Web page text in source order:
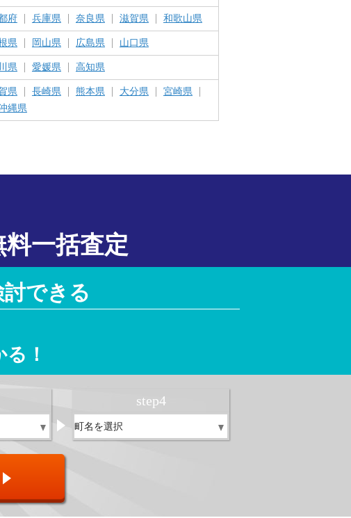
府 兵庫県 奈良県 滋賀県 和歌山県
県 岡山県 広島県 山口県
県 愛媛県 高知県
県 長崎県 熊本県 大分県
宮崎県
縄県
一括査定
できる
！
step4
▲